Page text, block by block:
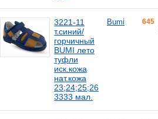
3221-11
т.синий/
горчичный
BUMI лето
туфли
иск.кожа
нат.кожа
23;24;25;26
3333 мал.
Bumi 645